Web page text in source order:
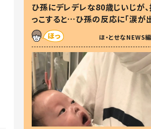
ひ孫にデレデレな80歳じいじが
っこすると…ひ孫の反応に「涙が
した」「可愛くて仕方ない」
ほ・とせなNEWS